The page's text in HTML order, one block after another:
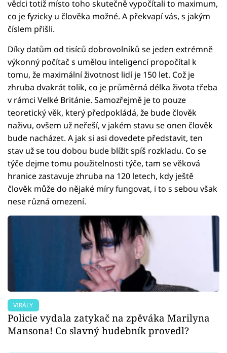
vědci totiž místo toho skutečně vypočítali to maximum,
co je fyzicky u člověka možné. A překvapí vás, s jakým
číslem přišli.
Díky datům od tisíců dobrovolníků se jeden extrémně
výkonný počítač s umělou inteligencí propočítal k
tomu, že maximální životnost lidí je 150 let. Což je
zhruba dvakrát tolik, co je průměrná délka života třeba
v rámci Velké Británie. Samozřejmě je to pouze
teoretický věk, který předpokládá, že bude člověk
naživu, ovšem už neřeší, v jakém stavu se onen člověk
bude nacházet. A jak si asi dovedete představit, ten
stav už se tou dobou bude blížit spíš rozkladu. Co se
týče dejme tomu použitelnosti týče, tam se věková
hranice zastavuje zhruba na 120 letech, kdy ještě
člověk může do nějaké míry fungovat, i to s sebou však
nese různá omezení.
VIRÁLY
Policie vydala zatykač na zpěváka Marilyna
Mansona! Co slavný hudebník provedl?